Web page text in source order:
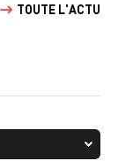
TOUTE L'ACTU